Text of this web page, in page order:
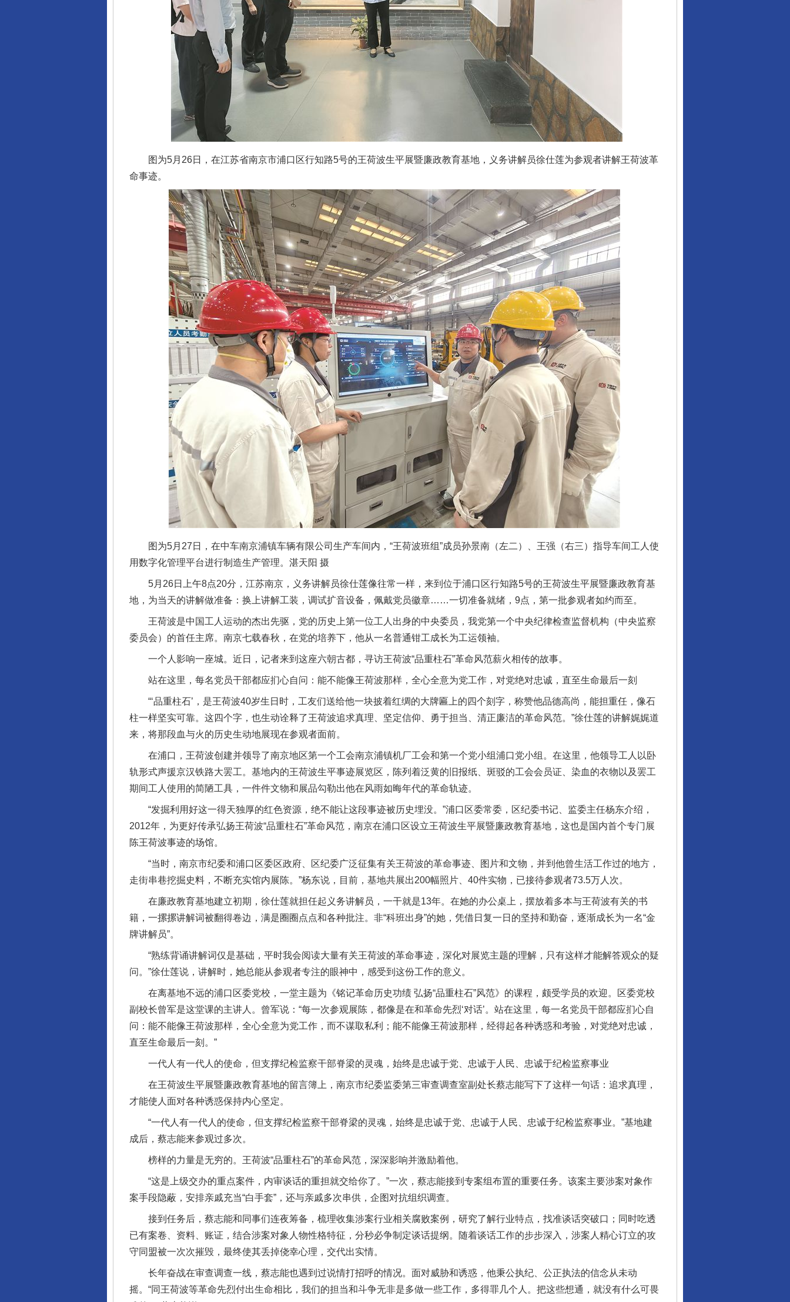
图为5月26日，在江苏省南京市浦口区行知路5号的王荷波生平展暨廉政教育基地，义务讲解员徐仕莲为参观者讲解王荷波革
命事迹。
图为5月27日，在中车南京浦镇车辆有限公司生产车间内，“王荷波班组”成员孙景南（左二）、王强（右三）指导车间工人使
用数字化管理平台进行制造生产管理。湛天阳 摄
5月26日上午8点20分，江苏南京，义务讲解员徐仕莲像往常一样，来到位于浦口区行知路5号的王荷波生平展暨廉政教育基
地，为当天的讲解做准备：换上讲解工装，调试扩音设备，佩戴党员徽章……一切准备就绪，9点，第一批参观者如约而至。
王荷波是中国工人运动的杰出先驱，党的历史上第一位工人出身的中央委员，我党第一个中央纪律检查监督机构（中央监察
委员会）的首任主席。南京七载春秋，在党的培养下，他从一名普通钳工成长为工运领袖。
一个人影响一座城。近日，记者来到这座六朝古都，寻访王荷波“品重柱石”革命风范薪火相传的故事。
站在这里，每名党员干部都应扪心自问：能不能像王荷波那样，全心全意为党工作，对党绝对忠诚，直至生命最后一刻
“‘品重柱石’，是王荷波40岁生日时，工友们送给他一块披着红绸的大牌匾上的四个刻字，称赞他品德高尚，能担重任，像石
柱一样坚实可靠。这四个字，也生动诠释了王荷波追求真理、坚定信仰、勇于担当、清正廉洁的革命风范。”徐仕莲的讲解娓娓道
来，将那段血与火的历史生动地展现在参观者面前。
在浦口，王荷波创建并领导了南京地区第一个工会南京浦镇机厂工会和第一个党小组浦口党小组。在这里，他领导工人以卧
轨形式声援京汉铁路大罢工。基地内的王荷波生平事迹展览区，陈列着泛黄的旧报纸、斑驳的工会会员证、染血的衣物以及罢工
期间工人使用的简陋工具，一件件文物和展品勾勒出他在风雨如晦年代的革命轨迹。
“发掘利用好这一得天独厚的红色资源，绝不能让这段事迹被历史埋没。”浦口区委常委，区纪委书记、监委主任杨东介绍，
2012年，为更好传承弘扬王荷波“品重柱石”革命风范，南京在浦口区设立王荷波生平展暨廉政教育基地，这也是国内首个专门展
陈王荷波事迹的场馆。
“当时，南京市纪委和浦口区委区政府、区纪委广泛征集有关王荷波的革命事迹、图片和文物，并到他曾生活工作过的地方，
走街串巷挖掘史料，不断充实馆内展陈。”杨东说，目前，基地共展出200幅照片、40件实物，已接待参观者73.5万人次。
在廉政教育基地建立初期，徐仕莲就担任起义务讲解员，一干就是13年。在她的办公桌上，摆放着多本与王荷波有关的书
籍，一摞摞讲解词被翻得卷边，满是圈圈点点和各种批注。非“科班出身”的她，凭借日复一日的坚持和勤奋，逐渐成长为一名“金
牌讲解员”。
“熟练背诵讲解词仅是基础，平时我会阅读大量有关王荷波的革命事迹，深化对展览主题的理解，只有这样才能解答观众的疑
问。”徐仕莲说，讲解时，她总能从参观者专注的眼神中，感受到这份工作的意义。
在离基地不远的浦口区委党校，一堂主题为《铭记革命历史功绩 弘扬“品重柱石”风范》的课程，颇受学员的欢迎。区委党校
副校长曾军是这堂课的主讲人。曾军说：“每一次参观展陈，都像是在和革命先烈‘对话’。站在这里，每一名党员干部都应扪心自
问：能不能像王荷波那样，全心全意为党工作，而不谋取私利；能不能像王荷波那样，经得起各种诱惑和考验，对党绝对忠诚，
直至生命最后一刻。”
一代人有一代人的使命，但支撑纪检监察干部脊梁的灵魂，始终是忠诚于党、忠诚于人民、忠诚于纪检监察事业
在王荷波生平展暨廉政教育基地的留言簿上，南京市纪委监委第三审查调查室副处长蔡志能写下了这样一句话：追求真理，
才能使人面对各种诱惑保持内心坚定。
“一代人有一代人的使命，但支撑纪检监察干部脊梁的灵魂，始终是忠诚于党、忠诚于人民、忠诚于纪检监察事业。”基地建
成后，蔡志能来参观过多次。
榜样的力量是无穷的。王荷波“品重柱石”的革命风范，深深影响并激励着他。
“这是上级交办的重点案件，内审谈话的重担就交给你了。”一次，蔡志能接到专案组布置的重要任务。该案主要涉案对象作
案手段隐蔽，安排亲戚充当“白手套”，还与亲戚多次串供，企图对抗组织调查。
接到任务后，蔡志能和同事们连夜筹备，梳理收集涉案行业相关腐败案例，研究了解行业特点，找准谈话突破口；同时吃透
已有案卷、资料、账证，结合涉案对象人物性格特征，分秒必争制定谈话提纲。随着谈话工作的步步深入，涉案人精心订立的攻
守同盟被一次次摧毁，最终使其丢掉侥幸心理，交代出实情。
长年奋战在审查调查一线，蔡志能也遇到过说情打招呼的情况。面对威胁和诱惑，他秉公执纪、公正执法的信念从未动
摇。“同王荷波等革命先烈付出生命相比，我们的担当和斗争无非是多做一些工作，多得罪几个人。把这些想通，就没有什么可畏